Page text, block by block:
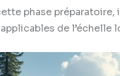
phase préparatoire,
applicables de l’échelle